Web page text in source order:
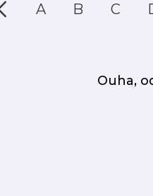
A B C
Ouha,